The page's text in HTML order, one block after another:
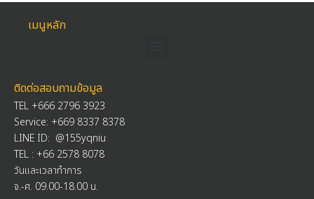
เมนูหลัก
ติดต่อสอบถามข้อมูล
TEL +666 2796 3923
Service: +669 8337 8378
LINE ID: @155yqniu
TEL : +66 2578 8078
วันและเวลาทำการ
จ.-ศ. 09.00-18.00 น.